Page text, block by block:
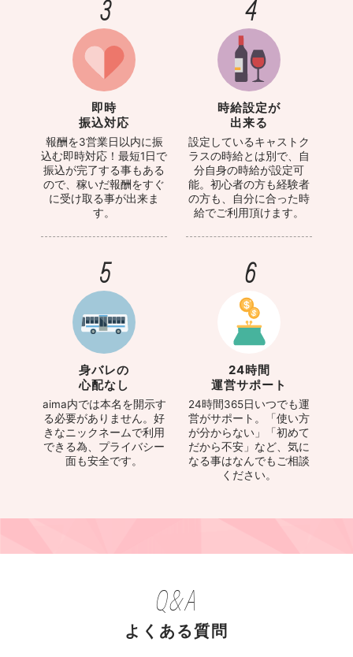
即時
振込対応
報酬を3営業日以内に振
込む即時対応！最短1日で
振込が完了する事もある
ので、稼いだ報酬をすぐ
に受け取る事が出来ま
す。
時給設定が
出来る
設定しているキャストク
ラスの時給とは別で、自
分自身の時給が設定可
能。初心者の方も経験者
の方も、自分に合った時
給でご利用頂けます。
5
身バレの
心配なし
aima内では本名を開示す
る必要がありません。好
きなニックネームで利用
できる為、プライバシー
面も安全です。
6
24時間
運営サポート
24時間365日いつでも運
営がサポート。「使い方
が分からない」「初めて
だから不安」など、気に
なる事はなんでもご相談
ください。
Q&A
よくある質問